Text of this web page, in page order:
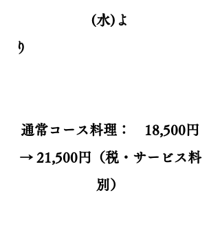
(水)よ
り
通常コース料理： 18,500円
→ 21,500円（税・サービス料
別）